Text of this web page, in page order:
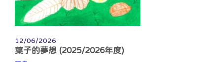
12/06/2026
葉子的夢想 (2025/2026年度)